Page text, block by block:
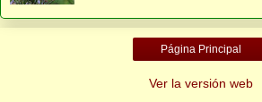
Página Principal
Ver la versión web